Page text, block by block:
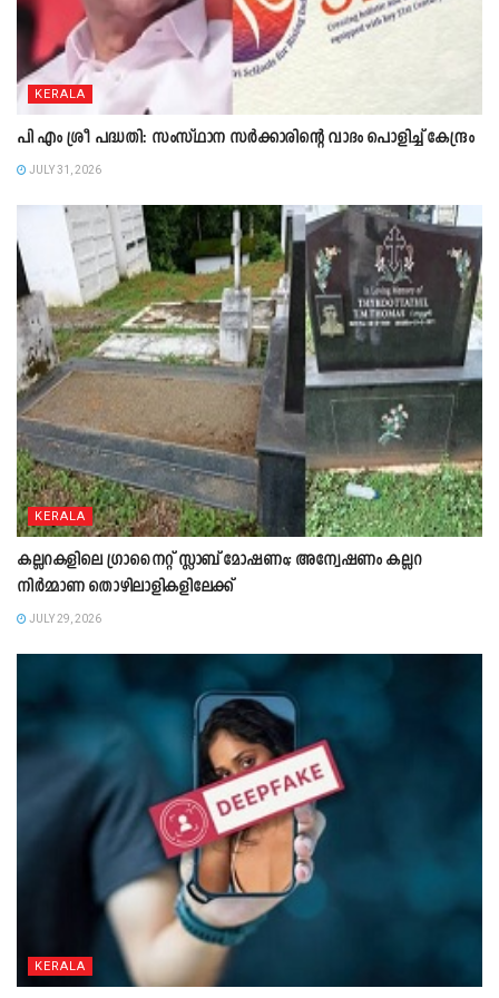
KERALA
പി എം ശ്രീ പദ്ധതി: സംസ്ഥാന സർക്കാരിന്റെ വാദം പൊളിച്ച് കേന്ദ്രം
JULY 31, 2026
KERALA
കല്ലറകളിലെ ഗ്രാനൈറ്റ് സ്ലാബ് മോഷണം; അന്വേഷണം കല്ലറ
നിർമ്മാണ തൊഴിലാളികളിലേക്ക്
JULY 29, 2026
KERALA